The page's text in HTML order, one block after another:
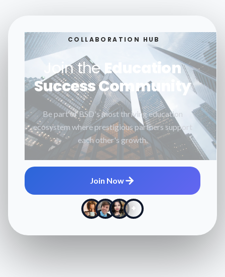
COLLABORATION HUB
Join theEducation
Success Community
Be part of BSD's most thriving education
ecosystem where prestigious partners support
each other's growth.
Join Now
+